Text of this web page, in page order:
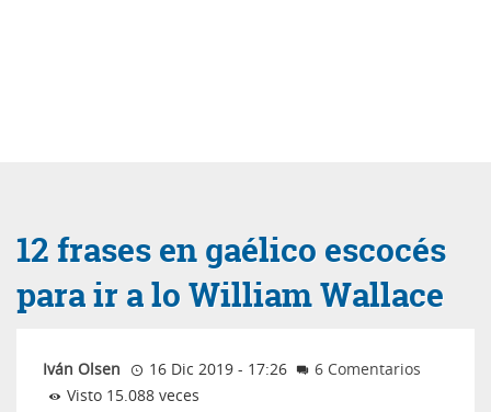
12 frases en gaélico escocés
para ir a lo William Wallace
Iván Olsen 16 Dic 2019 - 17:26
6 Comentarios
Visto 15.088 veces